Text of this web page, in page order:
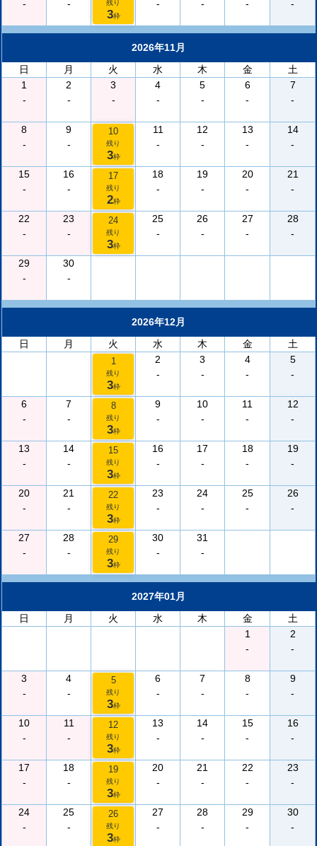
- - 残り
3枠
- - - -
2026年11月
日
月 火 水 木 金
土
1
-
2
-
3
-
4
-
5
-
6
-
7
-
8
-
9
-
10
残り
3枠
11
-
12
-
13
-
14
-
15
-
16
-
17
残り
2枠
18
-
19
-
20
-
21
-
22
-
23
-
24
残り
3枠
25
-
26
-
27
-
28
-
29
-
30
-
2026年12月
日
月 火 水 木 金 土
1
残り
3枠
2
-
3
-
4
-
5
-
6
-
7
-
8
残り
3枠
9
-
10
-
11
-
12
-
13
-
14
-
15
残り
3枠
16
-
17
-
18
-
19
-
20
-
21
-
22
残り
3枠
23
-
24
-
25
-
26
-
27
-
28
-
29
残り
3枠
30
-
31
-
2027年01月
日
月 火 水 木 金
土
1
-
2
-
3
-
4
-
5
残り
3枠
6
-
7
-
8
-
9
-
10
-
11
-
12
残り
3枠
13
-
14
-
15
-
16
-
17
-
18
-
19
残り
3枠
20
-
21
-
22
-
23
-
24
-
25
-
26
残り
3枠
27
-
28
-
29
-
30
-